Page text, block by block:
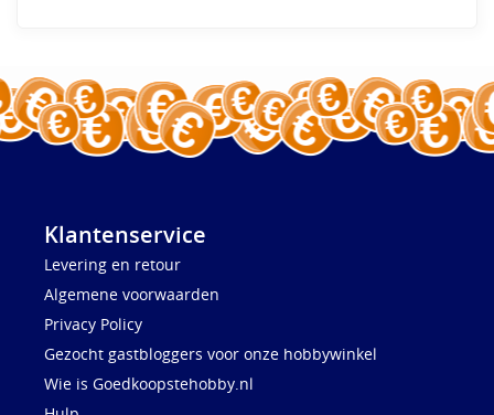
Klantenservice
Levering en retour
Algemene voorwaarden
Privacy Policy
Gezocht gastbloggers voor onze hobbywinkel
Wie is Goedkoopstehobby.nl